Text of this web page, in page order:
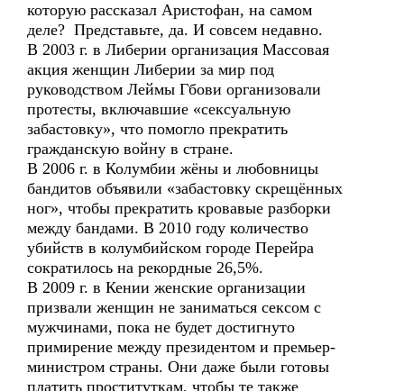
которую рассказал Аристофан, на самом
деле? Представьте, да. И совсем недавно.
В 2003 г. в Либерии организация Массовая
акция женщин Либерии за мир под
руководством Леймы Гбови организовали
протесты, включавшие «сексуальную
забастовку», что помогло прекратить
гражданскую войну в стране.
В 2006 г. в Колумбии жёны и любовницы
бандитов объявили «забастовку скрещённых
ног», чтобы прекратить кровавые разборки
между бандами. В 2010 году количество
убийств в колумбийском городе Перейра
сократилось на рекордные 26,5%.
В 2009 г. в Кении женские организации
призвали женщин не заниматься сексом с
мужчинами, пока не будет достигнуто
примирение между президентом и премьер-
министром страны. Они даже были готовы
платить проституткам, чтобы те также